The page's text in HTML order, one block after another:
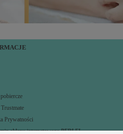
Prywatności
sklepu internetowego PERLEI